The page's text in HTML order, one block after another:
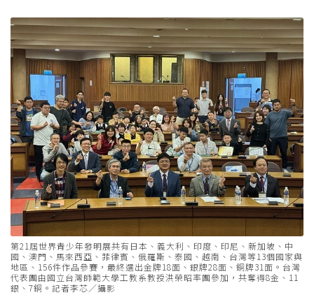
第21屆世界青少年發明展共有日本、義大利、印度、印尼、新加坡、中
國、澳門、馬來西亞、菲律賓、俄羅斯、泰國、越南、台灣等13個國家與
地區、156件作品參賽，最終選出金牌18面、銀牌28面、銅牌31面。台灣
代表團由國立台灣師範大學工教系教授洪榮昭率團參加，共奪得8金、11
銀、7銅。記者李芯／攝影